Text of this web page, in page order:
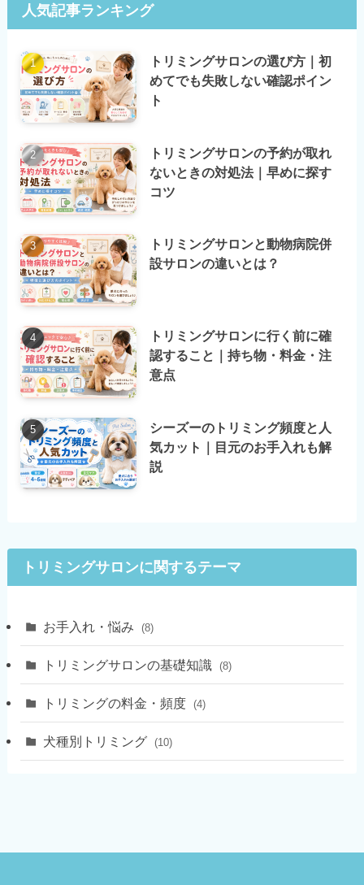
人気記事ランキング
トリミングサロンの選び方｜初
めてでも失敗しない確認ポイン
ト
トリミングサロンの予約が取れ
ないときの対処法｜早めに探す
コツ
トリミングサロンと動物病院併
設サロンの違いとは？
トリミングサロンに行く前に確
認すること｜持ち物・料金・注
意点
シーズーのトリミング頻度と人
気カット｜目元のお手入れも解
説
トリミングサロンに関するテーマ
お手入れ・悩み (8)
トリミングサロンの基礎知識 (8)
トリミングの料金・頻度 (4)
犬種別トリミング (10)